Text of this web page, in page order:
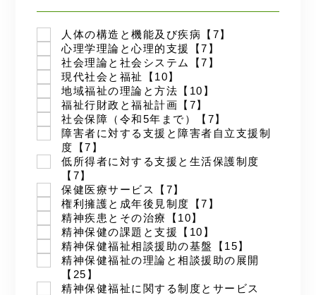
人体の構造と機能及び疾病【7】
心理学理論と心理的支援【7】
社会理論と社会システム【7】
現代社会と福祉【10】
地域福祉の理論と方法【10】
福祉行財政と福祉計画【7】
社会保障（令和5年まで）【7】
障害者に対する支援と障害者自立支援制
度【7】
低所得者に対する支援と生活保護制度
【7】
保健医療サービス【7】
権利擁護と成年後見制度【7】
精神疾患とその治療【10】
精神保健の課題と支援【10】
精神保健福祉相談援助の基盤【15】
精神保健福祉の理論と相談援助の展開
【25】
精神保健福祉に関する制度とサービス